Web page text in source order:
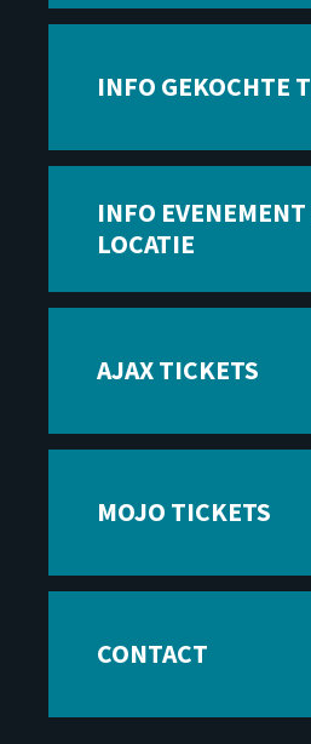
INFO GEKOCHTE
INFO EVENEMENT
LOCATIE
AJAX TICKETS
MOJO TICKETS
CONTACT